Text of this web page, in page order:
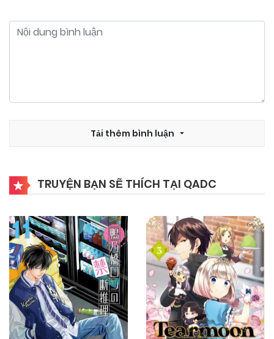
Tải thêm bình luận
TRUYỆN BẠN SẼ THÍCH TẠI QADC